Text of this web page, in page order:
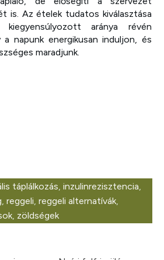
is. Az ételek tudatos kiválasztása
aránya révén
napunk energikusan induljon, és
maradjunk.
táplálkozás inzulinrezisztencia
reggeli reggeli alternatívák
zöldségek